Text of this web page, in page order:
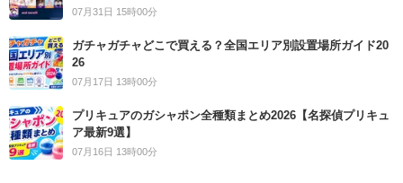
07月31日 15時00分
ガチャガチャどこで買える？全国エリア別設置場所ガイド20
26
07月17日 13時00分
プリキュアのガシャポン全種類まとめ2026【名探偵プリキュ
ア最新9選】
07月16日 13時00分